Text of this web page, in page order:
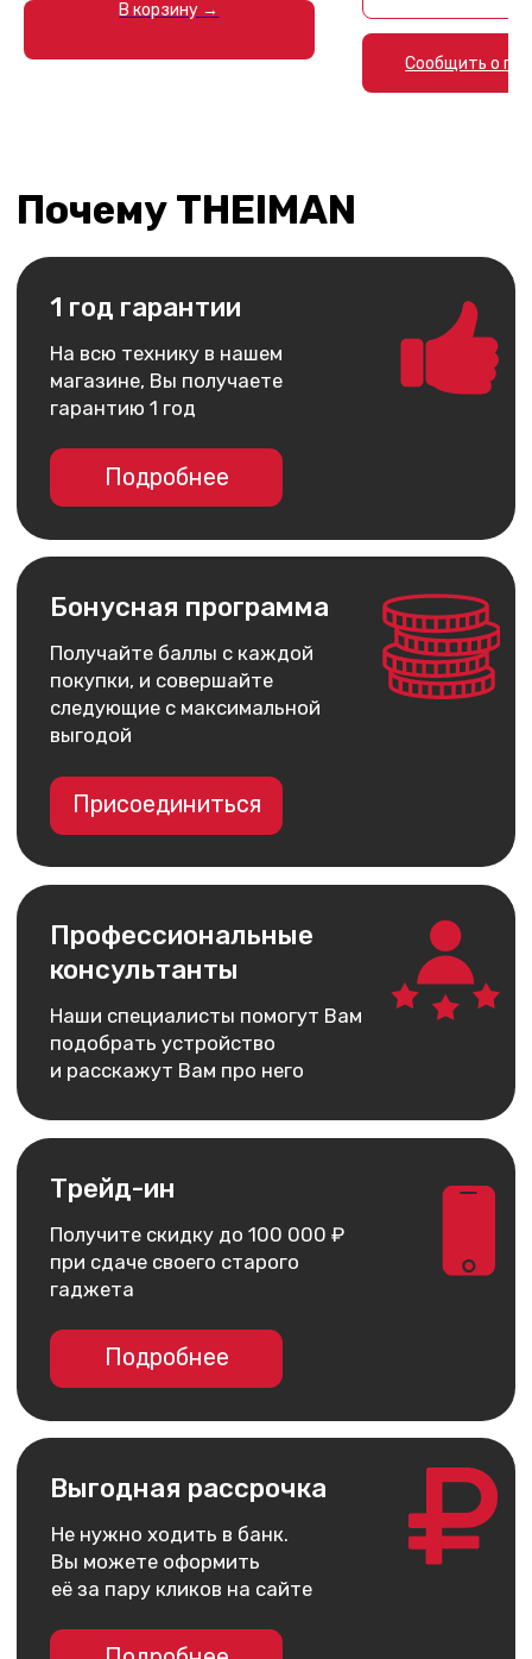
В корзину →
Сообщить о
Удобная доставка
заказ в любую точку России
Каталог Покупателям
У Вас остались вопросы?
Напишите нам и мы
iPhone
MacBook
Трейд-ин
Контакты
О компании
Бонусная
Instagram*
ВКонтакте
Apple Watch
AirPods
Dyson
Яндекс
Игровые консоли
Колонки
Аксессуары
Услуги
Гаджеты
Беспроводные
+7 930 036 00 07